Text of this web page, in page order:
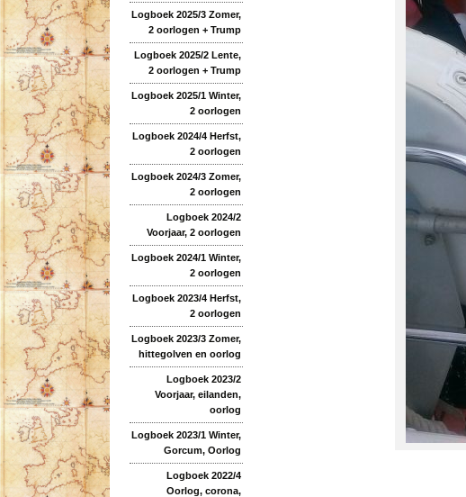
Logboek 2025/3 Zomer,
2 oorlogen + Trump
Logboek 2025/2 Lente,
2 oorlogen + Trump
Logboek 2025/1 Winter,
2 oorlogen
Logboek 2024/4 Herfst,
2 oorlogen
Logboek 2024/3 Zomer,
2 oorlogen
Logboek 2024/2
Voorjaar, 2 oorlogen
Logboek 2024/1 Winter,
2 oorlogen
Logboek 2023/4 Herfst,
2 oorlogen
Logboek 2023/3 Zomer,
hittegolven en oorlog
Logboek 2023/2
Voorjaar, eilanden,
oorlog
Logboek 2023/1 Winter,
Gorcum, Oorlog
Logboek 2022/4
Oorlog, corona,